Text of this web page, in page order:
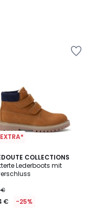
COLLECTIONS
Lederboots mit
€
€ -25%